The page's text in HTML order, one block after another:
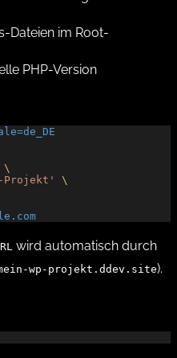
Dateien im Root-
PHP-Version
\
Projekt'
\
wird automatisch durch
wp-projekt.ddev.site).